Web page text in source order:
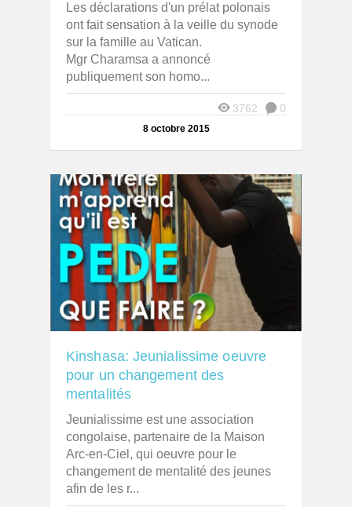
Les déclarations d'un prélat polonais
ont fait sensation à la veille du synode
sur la famille au Vatican.
Mgr Charamsa a annoncé
publiquement son homo...
0
3762
8 octobre 2015
Kinshasa: Jeunialissime oeuvre
pour un changement des
mentalités
Jeunialissime est une association
congolaise, partenaire de la Maison
Arc-en-Ciel, qui oeuvre pour le
changement de mentalité des jeunes
afin de les r...